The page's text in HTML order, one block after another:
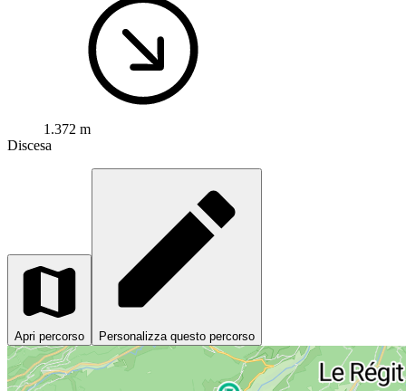
1.372 m
Discesa
Apri percorso Personalizza questo percorso